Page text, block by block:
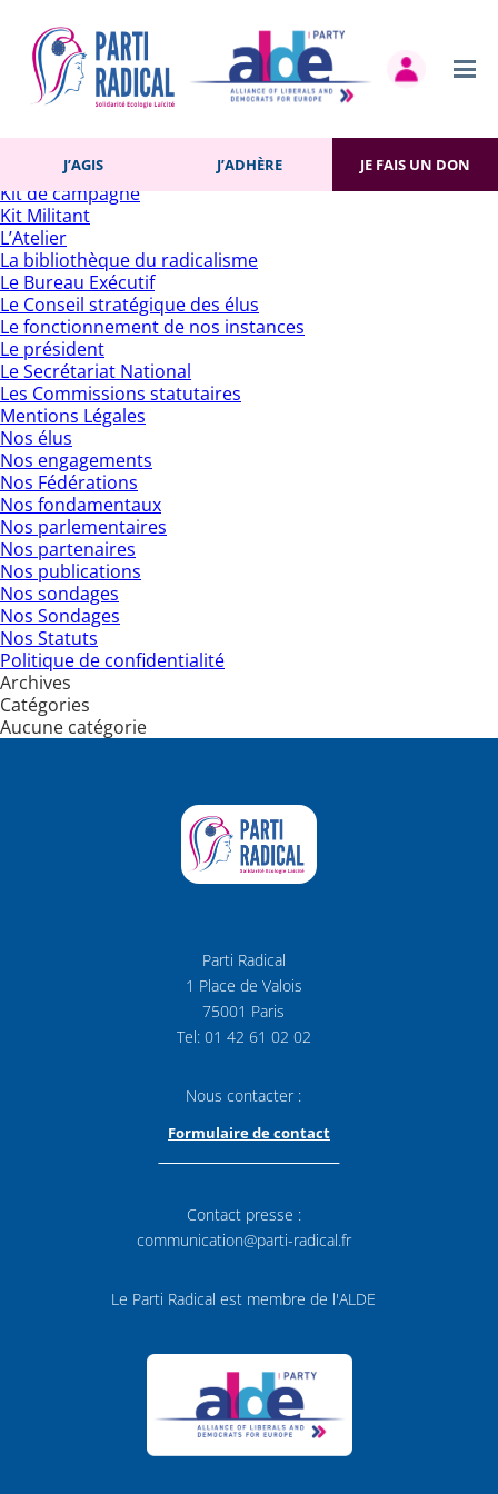
J’AGIS J’ADHÈRE JE FAIS UN DON
Pages
Accueil
Actualités
Contact
J’adhère
Kit de campagne
Kit Militant
L’Atelier
La bibliothèque du radicalisme
Le Bureau Exécutif
Le Conseil stratégique des élus
Le fonctionnement de nos instances
Le président
Le Secrétariat National
Les Commissions statutaires
Mentions Légales
Nos élus
Nos engagements
Nos Fédérations
Nos fondamentaux
Nos parlementaires
Nos partenaires
Nos publications
Nos sondages
Nos Sondages
Nos Statuts
Politique de confidentialité
Archives
Catégories
Aucune catégorie
Parti Radical
1 Place de Valois
75001 Paris
Tel: 01 42 61 02 02
Nous contacter :
Formulaire de contact
Contact presse :
communication@parti-radical.fr
Le Parti Radical est membre de l'ALDE